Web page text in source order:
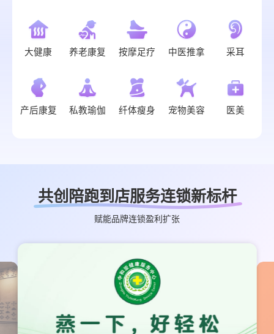
大健康 养老康复 按摩足疗 中医推拿 采耳
产后康复 私教瑜伽 纤体瘦身 宠物美容 医美
共创陪跑到店服务连锁新标杆
赋能品牌连锁盈利扩张